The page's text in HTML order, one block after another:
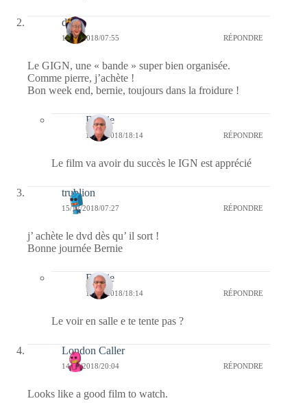
dom
15/12/2018/07:55 RÉPONDRE
Le GIGN, une « bande » super bien organisée.
Comme pierre, j’achète !
Bon week end, bernie, toujours dans la froidure !
Bernie
15/12/2018/18:14 RÉPONDRE
Le film va avoir du succès le IGN est apprécié
trublion
15/12/2018/07:27 RÉPONDRE
j’ achète le dvd dès qu’ il sort !
Bonne journée Bernie
Bernie
15/12/2018/18:14 RÉPONDRE
Le voir en salle e te tente pas ?
London Caller
14/12/2018/20:04 RÉPONDRE
Looks like a good film to watch.